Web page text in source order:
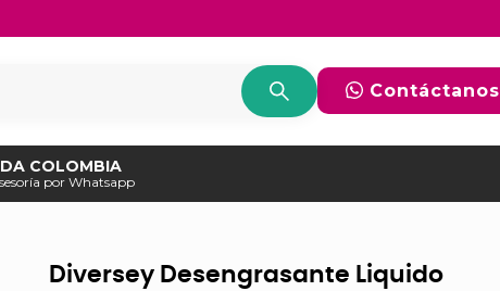
Contáctanos
COLOMBIA
por Whatsapp
Diversey Desengrasante Liquido